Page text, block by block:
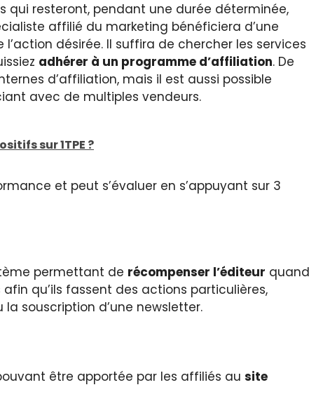
qui resteront, pendant une durée déterminée,
affilié du marketing bénéficiera d’une
désirée. Il suffira de chercher les services
adhérer à un programme d’affiliation. De
d’affiliation, mais il est aussi possible
avec de multiples vendeurs.
sur 1TPE ?
et peut s’évaluer en s’appuyant sur 3
permettant de récompenser l’éditeur quand
qu’ils fassent des actions particulières,
souscription d’une newsletter.
être apportée par les affiliés au site